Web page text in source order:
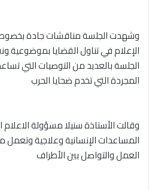
وشهدت الجلسة مناقشات جادة بخصوص
الإعلام في تناول القضايا
الجلسة بالعديد من التوصيات التي
المجردة التي تخدم ضحايا الحرب
وقالت الأستاذة سنيلا مسؤولة
المساعدات الإنسانية وعلاجية وتعمل
العمل والتواصل بين الأطراف